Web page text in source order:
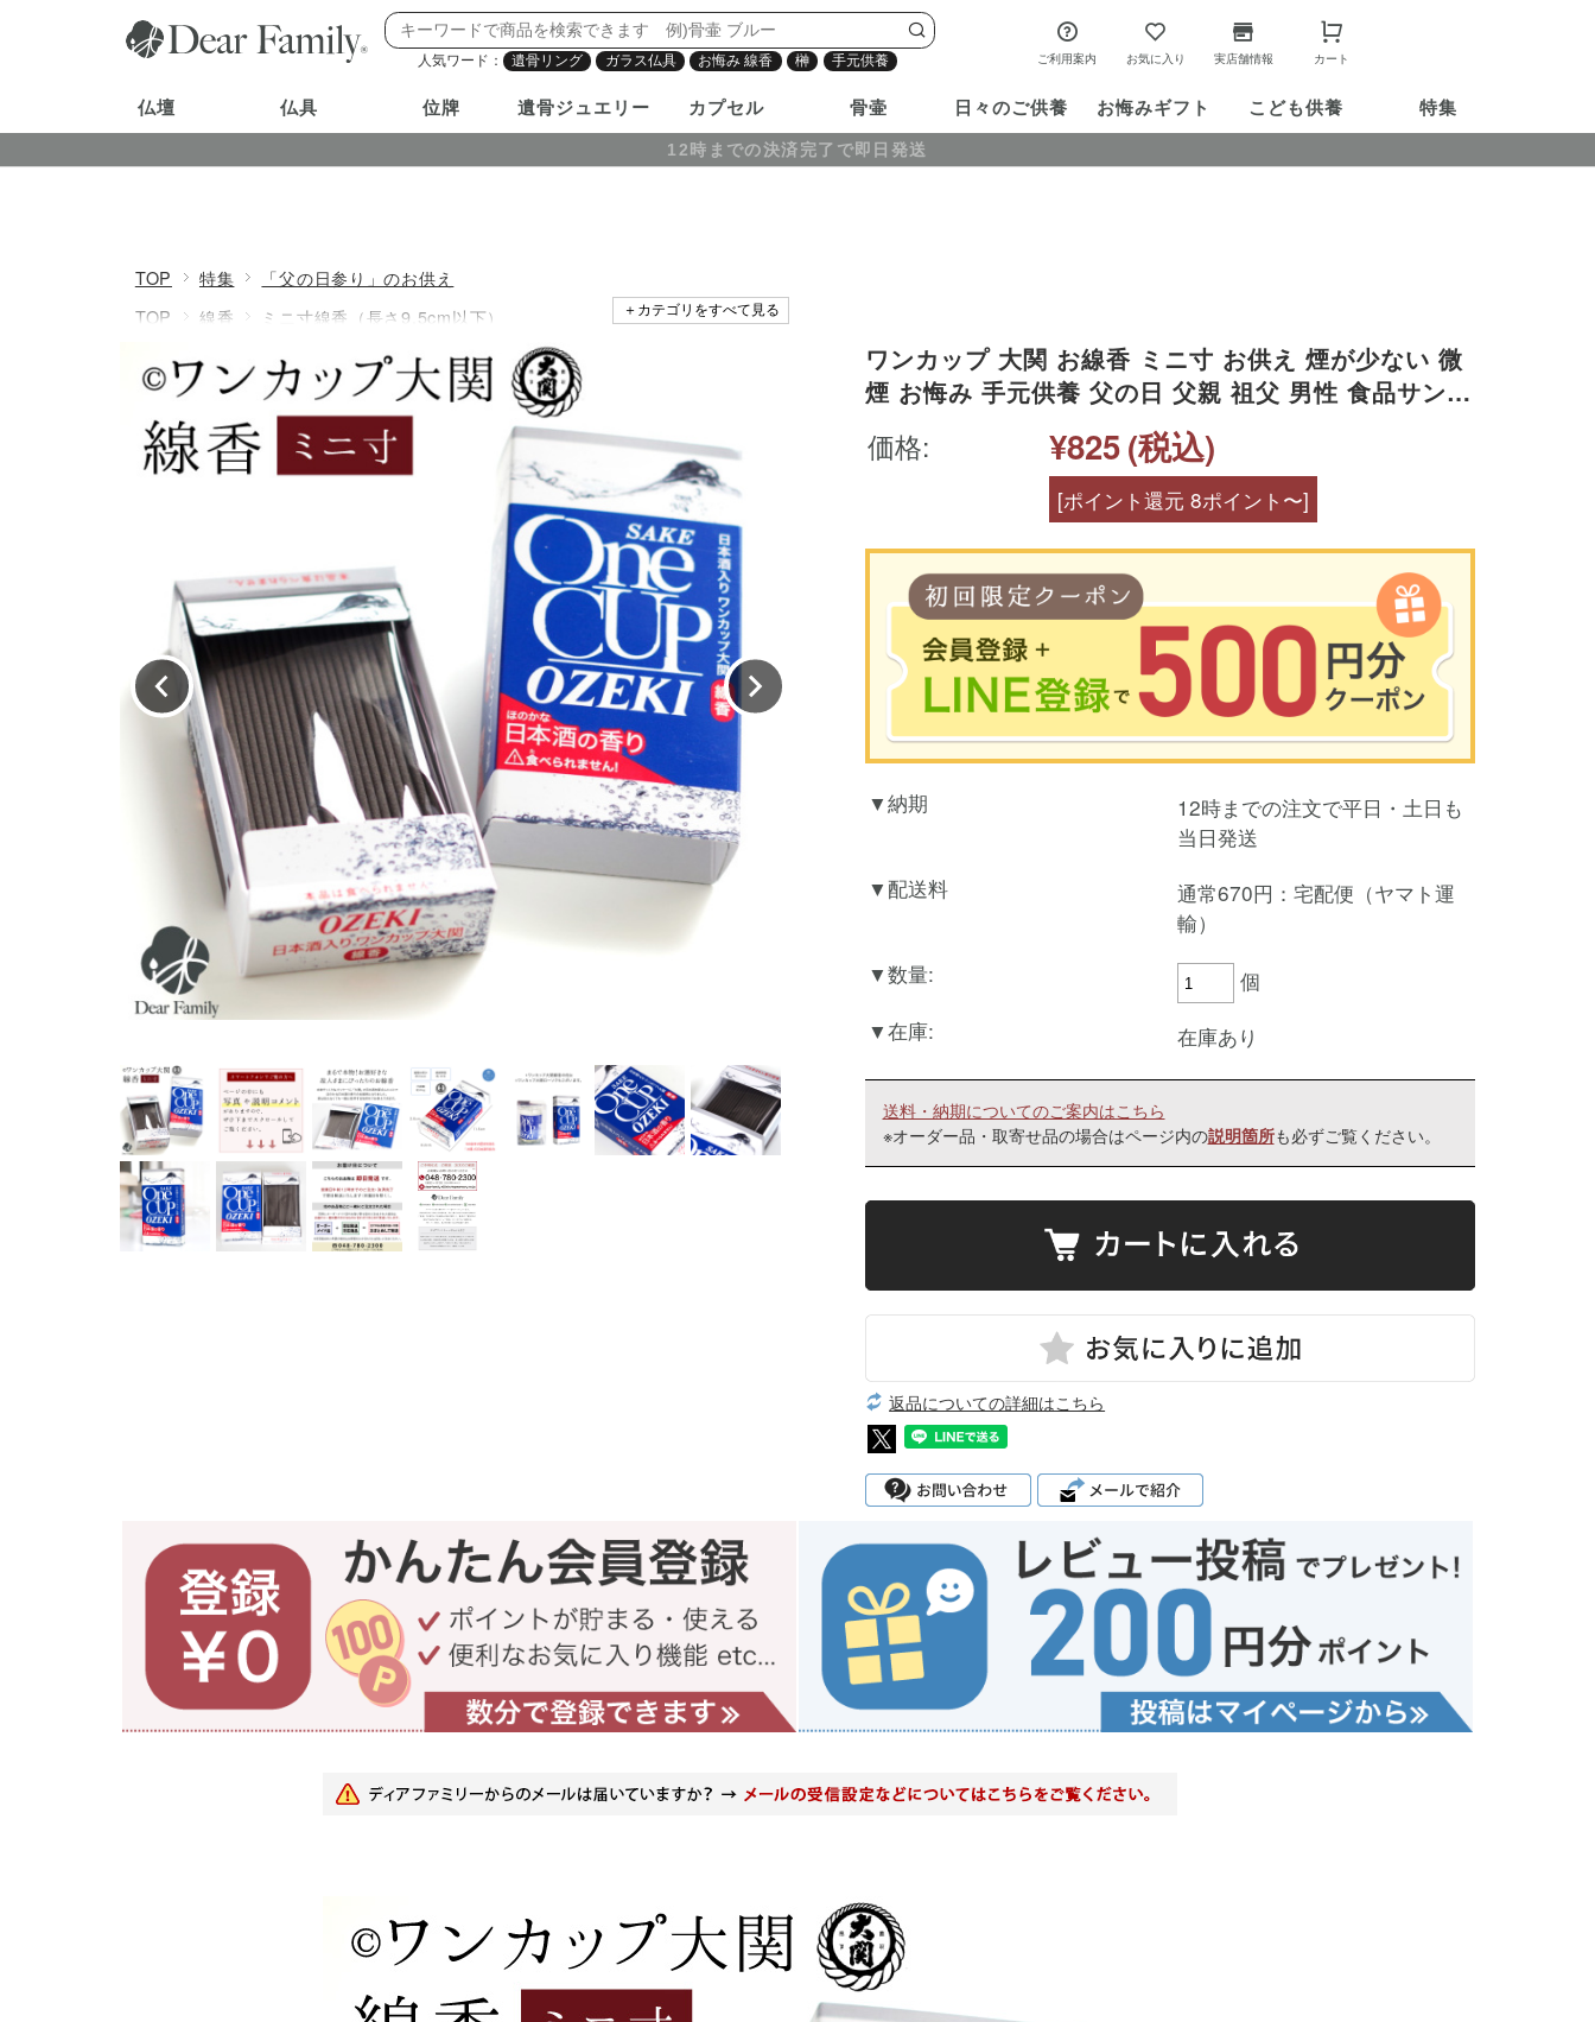
12時までの決済完了で即日発送
人気ワード： 遺骨リング ガラス仏具 お悔み 線香 榊 手元供養 ご利用案内 お気に入り 実店舗情報 カート
仏壇 仏具 位牌 遺骨ジュエリー カプセル 骨壷 日々のご供養 お悔みギフト こども供養 特集
TOP 特集
「父の日参り」のお供え
TOP
線香
ミニ寸線香（長さ9.5cm以下）
線香 家庭用線香
＋カテゴリをすべて見る
ワンカップ 大関 お線香 ミニ寸 お供え 煙が少ない 微
煙 お悔み 手元供養 父の日 父親 祖父 男性 食品サンプ
ル 日本酒 カップ酒 お酒 故人の好物 自宅用 家庭用 カ
メヤマ
価格: ¥825(税込)
[ポイント還元 8ポイント〜]
お買い物の前のご登録がおすすめです。
LINEのアカウントを使って簡単に会員登録＆ログインすることも可能です。
納期
12時までの注文で平日・土日も
当日発送
配送料
通常670円：宅配便（ヤマト運
輸）
数量:
個
在庫:
在庫あり
送料・納期についてのご案内はこちら
※オーダー品・取寄せ品の場合はページ内の説明箇所も必ずご覧ください。
返品についての詳細はこちら